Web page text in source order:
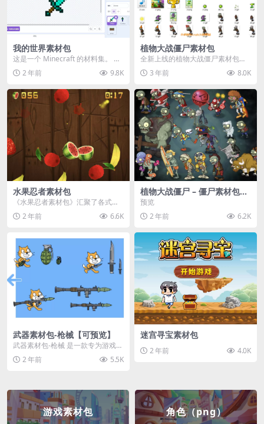
我的世界素材包
这是一个 Minecraft 的材料集。 操
作方法如下： 工具 → 右箭头 怪物...
2 年前 9.8K
植物大战僵尸素材包
全新上线的植物大战僵尸素材包，
内含48个精选资源，涵盖角色、场
景、音效等多样内容...
3 年前 8.0K
水果忍者素材包
《水果忍者素材包》汇聚了各式鲜
美诱人的水果图像与清脆悦耳的切
割音效，专为追求极致...
2 年前 6.6K
植物大战僵尸 – 僵尸素材包
【可预览】
预览
2 年前
6.2K
武器素材包-枪械【可预览】
武器素材包-枪械 是一款专为游戏开
发者和创作者设计的素材包，包含
多种高质量的枪械...
2 年前 5.5K
迷宫寻宝素材包
2 年前 4.0K
游戏素材包 角色（png）